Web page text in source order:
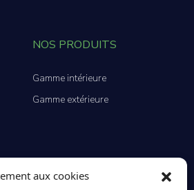
aux cookies
NOS PRODUITS
Gamme intérieure
Gamme extérieure